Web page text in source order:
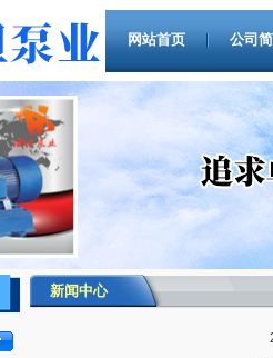
网站首页 公司
新闻中心